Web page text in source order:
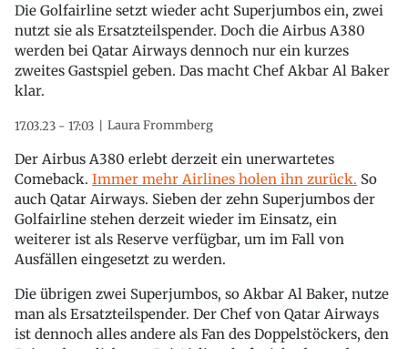
Die Golfairline setzt wieder acht Superjumbos ein, zwei
nutzt sie als Ersatzteilspender. Doch die Airbus A380
werden bei Qatar Airways dennoch nur ein kurzes
zweites Gastspiel geben. Das macht Chef Akbar Al Baker
klar.
17.03.23 - 17:03 Laura Frommberg
Der Airbus A380 erlebt derzeit ein unerwartetes
Comeback. Immer mehr Airlines holen ihn zurück. So
auch Qatar Airways. Sieben der zehn Superjumbos der
Golfairline stehen derzeit wieder im Einsatz, ein
weiterer ist als Reserve verfügbar, um im Fall von
Ausfällen eingesetzt zu werden.
Die übrigen zwei Superjumbos, so Akbar Al Baker, nutze
man als Ersatzteilspender. Der Chef von Qatar Airways
ist dennoch alles andere als Fan des Doppelstöckers, den